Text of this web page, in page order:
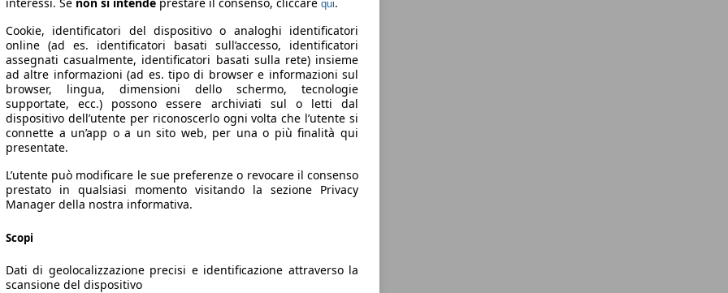
interessi. Se non si intende prestare il consenso, cliccare qui.
Cookie, identificatori del dispositivo o analoghi identificatori
online (ad es. identificatori basati sull’accesso, identificatori
assegnati casualmente, identificatori basati sulla rete) insieme
ad altre informazioni (ad es. tipo di browser e informazioni sul
browser, lingua, dimensioni dello schermo, tecnologie
supportate, ecc.) possono essere archiviati sul o letti dal
dispositivo dell’utente per riconoscerlo ogni volta che l’utente si
connette a un’app o a un sito web, per una o più finalità qui
presentate.
L’utente può modificare le sue preferenze o revocare il consenso
prestato in qualsiasi momento visitando la sezione Privacy
Manager della nostra informativa.
Scopi
Dati di geolocalizzazione precisi e identificazione attraverso la
scansione del dispositivo